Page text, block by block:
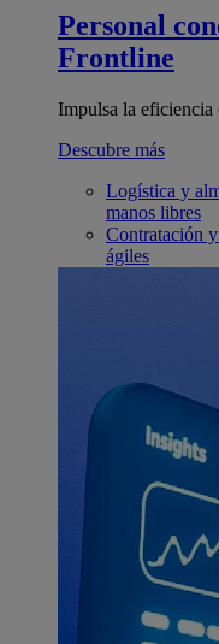
Personal
Frontline
Impulsa la eficiencia
Descubre más
Logística y
manos libres
Contratación
ágiles